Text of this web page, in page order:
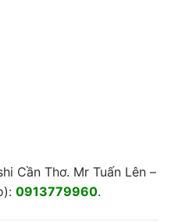
Cần Thơ. Mr Tuấn Lên –
0913779960.